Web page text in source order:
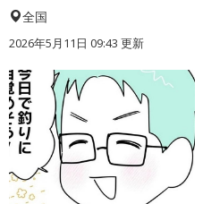
全国
2026年5月11日 09:43 更新